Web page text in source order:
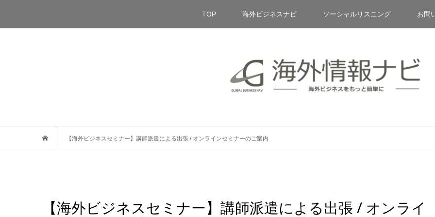
TOP 海外ビジネスナビ ソーシャルリスニング お問
【海外ビジネスセミナー】講師派遣による出張 / オンラインセミナーのご案内
【海外ビジネスセミナー】講師派遣による出張 / オンライ